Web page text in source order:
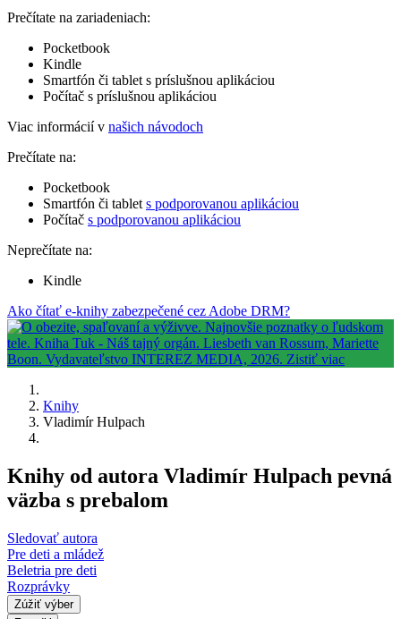
Prečítate na zariadeniach:
Pocketbook
Kindle
Smartfón či tablet s príslušnou aplikáciou
Počítač s príslušnou aplikáciou
Viac informácií v našich návodoch
Prečítate na:
Pocketbook
Smartfón či tablet s podporovanou aplikáciou
Počítač s podporovanou aplikáciou
Neprečítate na:
Kindle
Ako čítať e-knihy zabezpečené cez Adobe DRM?
Knihy
Vladimír Hulpach
Knihy od autora Vladimír Hulpach pevná
väzba s prebalom
Sledovať autora
Pre deti a mládež
Beletria pre deti
Rozprávky
Zúžiť výber